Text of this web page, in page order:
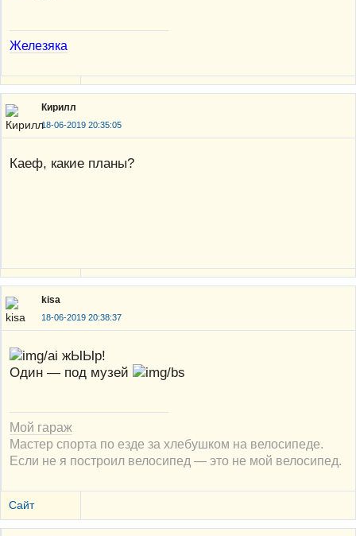
Железяка
Кирилл
18-06-2019 20:35:05
Каеф, какие планы?
kisa
18-06-2019 20:38:37
жЫЫр!
Один — под музей
Мой гараж
Мастер спорта по езде за хлебушком на велосипеде.
Если не я построил велосипед — это не мой велосипед.
Сайт